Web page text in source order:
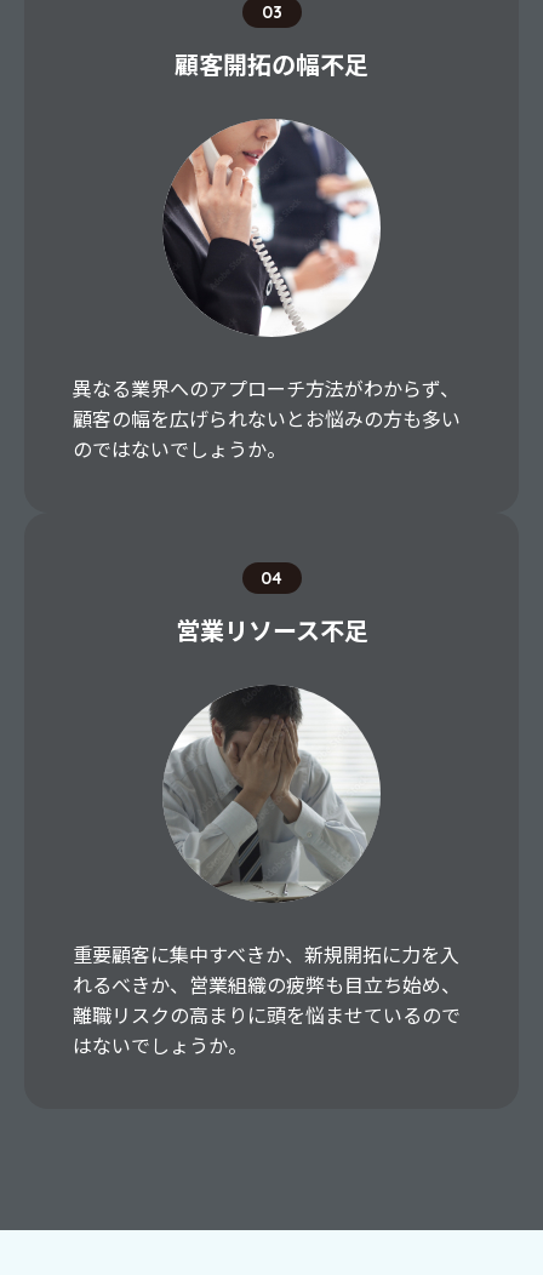
03
顧客開拓の幅不足
異なる業界へのアプローチ方法がわからず、
顧客の幅を広げられないとお悩みの方も多い
のではないでしょうか。
04
営業リソース不足
重要顧客に集中すべきか、新規開拓に力を入
れるべきか、営業組織の疲弊も目立ち始め、
離職リスクの高まりに頭を悩ませているので
はないでしょうか。